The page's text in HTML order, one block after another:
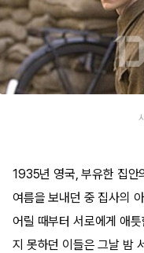
1935년 영국, 부유한 집안
여름을 보내던 중 집사의
어릴 때부터 서로에게 애
지 못하던 이들은 그날 밤